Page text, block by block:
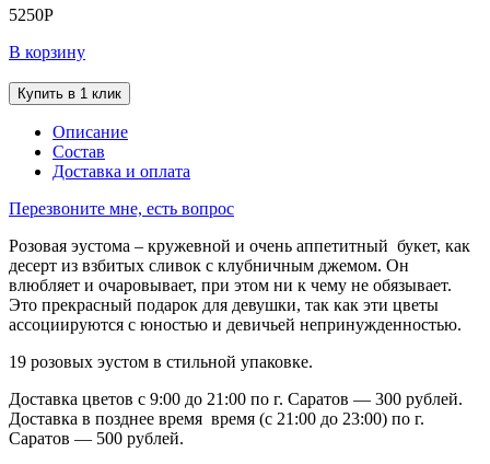
5250Р
В корзину
Купить в 1 клик
Описание
Состав
Доставка и оплата
Перезвоните мне, есть вопрос
Розовая эустома – кружевной и очень аппетитный букет, как
десерт из взбитых сливок с клубничным джемом. Он
влюбляет и очаровывает, при этом ни к чему не обязывает.
Это прекрасный подарок для девушки, так как эти цветы
ассоциируются с юностью и девичьей непринужденностью.
19 розовых эустом в стильной упаковке.
Доставка цветов с 9:00 до 21:00 по г. Саратов — 300 рублей.
Доставка в позднее время время (с 21:00 до 23:00) по г.
Саратов — 500 рублей.